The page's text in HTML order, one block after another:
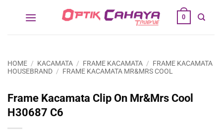
0
HOME / KACAMATA / FRAME KACAMATA / FRAME KACAMATA
HOUSEBRAND / FRAME KACAMATA MR&MRS COOL
Frame Kacamata Clip On Mr&Mrs Cool
H30687 C6